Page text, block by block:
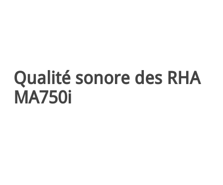
Qualité sonore des RHA
MA750i